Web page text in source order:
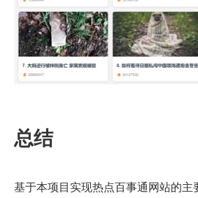
总结
基于本项目实现热点百事通网站的主